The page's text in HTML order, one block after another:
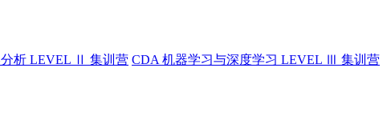
析 LEVEL Ⅱ 集训营 CDA 机器学习与深度学习 LEVEL Ⅲ 集训营